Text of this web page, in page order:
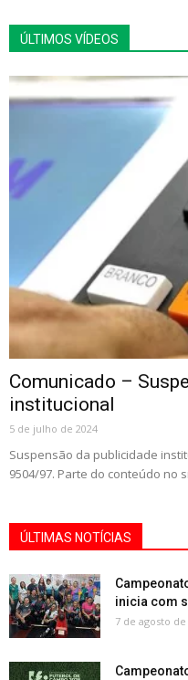
ÚLTIMOS VÍDEOS
Comunicado –
institucional
5 de julho de 2024
Suspensão da publicidade
9504/97. Parte do conteúdo no
ÚLTIMAS NOTÍCIAS
inicia com
7 de agosto de